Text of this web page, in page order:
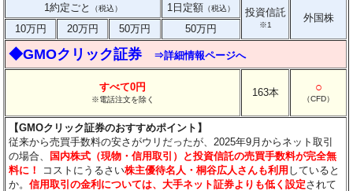
1約定ごと （税込） 1日定額 （税込） 投資信託
※1
外国株
10万円
20万円 50万円 50万円
◆GMOクリック証券 ⇒詳細情報ページへ
すべて0円
※電話注文を除く
163本 ○
（CFD）
【GMOクリック証券のおすすめポイント】
従来から売買手数料の安さがウリだったが、2025年9月からネット取引
の場合、 国内株式（現物・信用取引）と投資信託の売買手数料が完全無
料に！
コストにうるさい株主優待名人・桐谷広人さんも利用 していると
か。信用取引の金利については、大手ネット証券よりも低く設定されて